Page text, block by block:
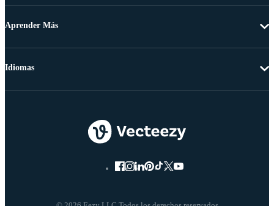
Aprender Más
Idiomas